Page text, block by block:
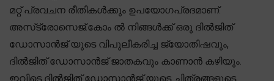
മറ്റ് പ്രവചന രീതികൾക്കും ഉപയോഗപ്രദമാണ്.
അസ്‌ട്രോസെജ്.കോം ൽ നിങ്ങൾക്ക് ഒരു ദിൽജിത്
ഡോസാൻജ് യുടെ വിപുലീകരിച്ച ജ്യോതിഷവും,
ദിൽജിത് ഡോസാൻജ് ജാതകവും കാണാൻ കഴിയും.
ഇവിടെ ദിൽജിത് ഡോസാൻജ് യുടെ ചിത്രങ്ങളുടെ